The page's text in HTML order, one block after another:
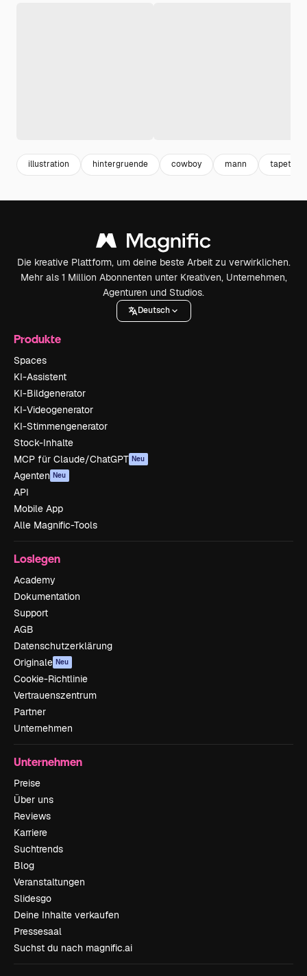
illustration hintergruende cowboy mann tapete
Die kreative Plattform, um deine beste Arbeit zu verwirklichen.
Mehr als 1 Million Abonnenten unter Kreativen, Unternehmen,
Agenturen und Studios.
Deutsch
Produkte
Spaces
KI-Assistent
KI-Bildgenerator
KI-Videogenerator
KI-Stimmengenerator
Stock-Inhalte
MCP für Claude/ChatGPT Neu
Agenten Neu
API
Mobile App
Alle Magnific-Tools
Loslegen
Academy
Dokumentation
Support
AGB
Datenschutzerklärung
Originale Neu
Cookie-Richtlinie
Vertrauenszentrum
Partner
Unternehmen
Unternehmen
Preise
Über uns
Reviews
Karriere
Suchtrends
Blog
Veranstaltungen
Slidesgo
Deine Inhalte verkaufen
Pressesaal
Suchst du nach magnific.ai